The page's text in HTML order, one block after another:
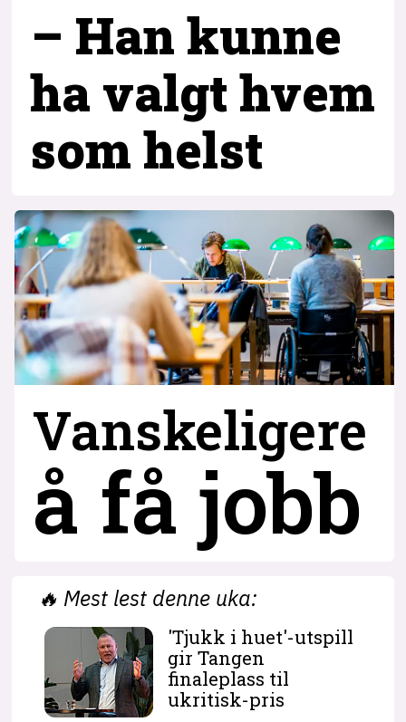
– Han kunne
ha valgt hvem
som helst
Vanskeligere
å få jobb
🔥 Mest lest denne uka:
'Tjukk i huet'-utspill
gir Tangen
finaleplass til
ukritisk-pris